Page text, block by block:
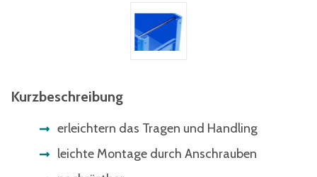
Kurzbeschreibung
erleichtern das Tragen und Handling
leichte Montage durch Anschrauben